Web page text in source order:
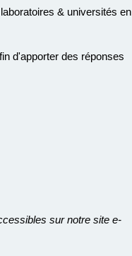
& universités en
d'apporter des réponses
sur notre site e-